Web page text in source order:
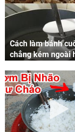
Cách làm bánh
chẳng kém ngoài